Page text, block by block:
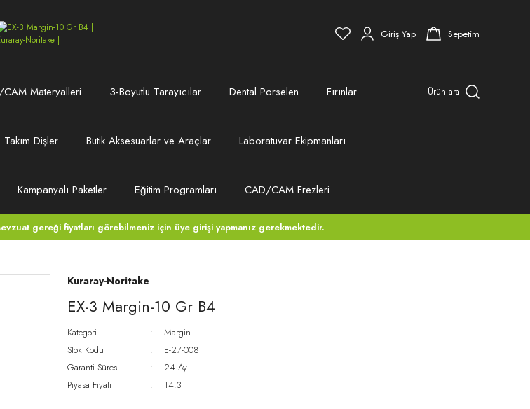
Giriş Yap Sepetim
Materyalleri 3-Boyutlu Tarayıcılar Dental Porselen Fırınlar
Takım Dişler Butik Aksesuarlar ve Araçlar Laboratuvar Ekipmanları
Kampanyalı Paketler Eğitim Programları CAD/CAM Frezleri
Ürün ara
gereği fiyatları görebilmeniz için üye girişi yapmanız gerekmektedir.
Kuraray-Noritake
EX-3 Margin-10 Gr B4
Kategori
Margin
Stok Kodu
E-27-008
Garanti Süresi
24 Ay
Piyasa Fiyatı
14.3